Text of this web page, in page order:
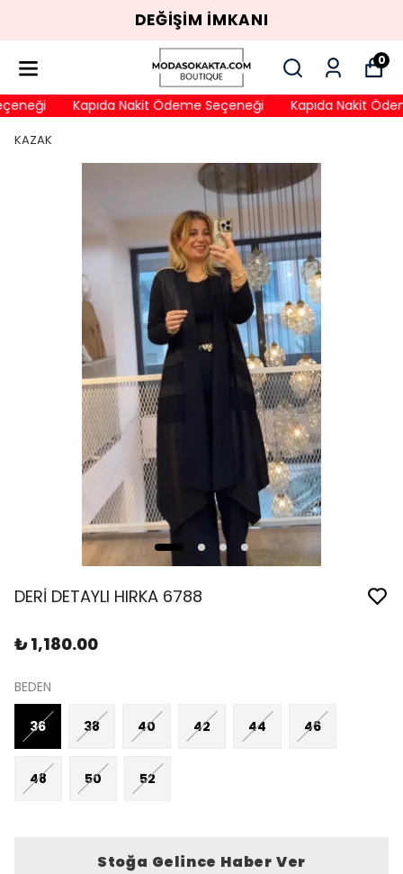
DEĞİŞİM İMKANI
0
Kapıda Nakit Ödeme Seçeneği Kapıda Nakit
KAZAK
DERİ DETAYLI HIRKA 6788
₺ 1,180.00
BEDEN
36 38 40 42 44 46
48 50 52
Stoğa Gelince Haber Ver